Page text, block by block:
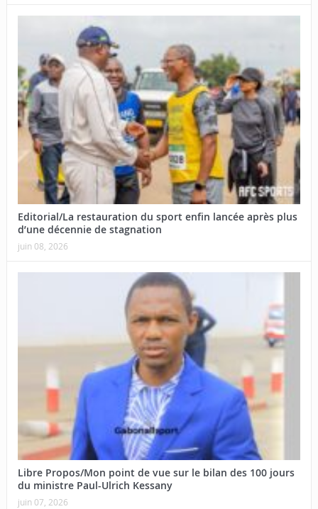
Editorial/La restauration du sport enfin lancée après plus
d’une décennie de stagnation
juin 08, 2026
Libre Propos/Mon point de vue sur le bilan des 100 jours
du ministre Paul-Ulrich Kessany
juin 07, 2026